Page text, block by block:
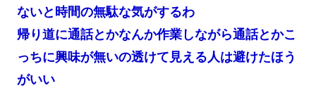
ないと時間の無駄な気がするわ
帰り道に通話とかなんか作業しながら通話とかこ
っちに興味が無いの透けて見える人は避けたほう
がいい